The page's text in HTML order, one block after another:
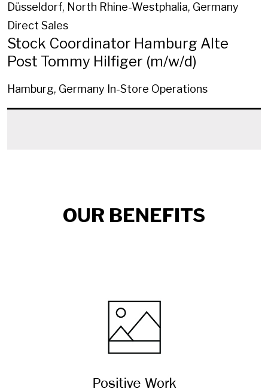
Düsseldorf, North Rhine-Westphalia, Germany
Direct Sales
Stock Coordinator Hamburg Alte
Post Tommy Hilfiger (m/w/d)
Hamburg, Germany In-Store Operations
OUR BENEFITS